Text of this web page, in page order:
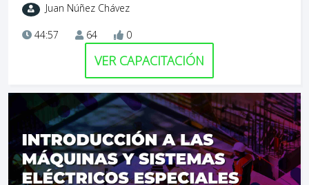
Juan Núñez Chávez
44:57 64 0
VER CAPACITACIÓN